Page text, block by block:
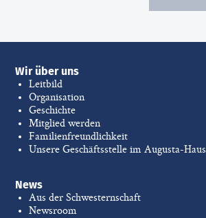
Wir über uns
Leitbild
Organisation
Geschichte
Mitglied werden
Familienfreundlichkeit
Unsere Geschäftsstelle im Augusta-Haus
News
Aus der Schwesternschaft
Newsroom